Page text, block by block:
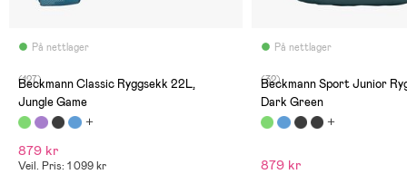
På nettlager
(127)
Beckmann Classic Ryggsekk 22L,
Jungle Game
879 kr
Veil. Pris: 1 099 kr
På nettlager
(32)
Beckmann Sport Junior
Dark Green
879 kr